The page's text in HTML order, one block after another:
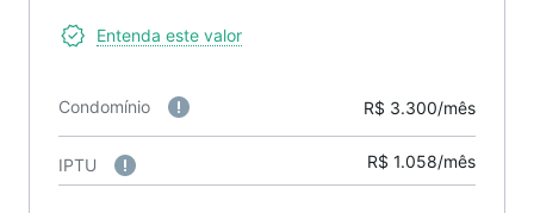
Entenda este valor
Condomínio R$ 3.300/mês
IPTU R$ 1.058/mês